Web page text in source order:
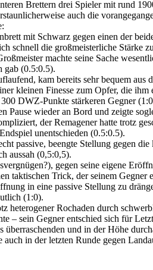
Brettern drei Spieler mit rund
auch die
mit Schwarz gegen einen der
schnell die großmeisterliche Stärke
machte seine Sache
gab (0.5:0.5).
kam bereits sehr bequem
kleinen Finesse zum Opfer, die
DWZ-Punkte stärkeren Gegner
Pause wieder an Bord und zeigte
der Remagener hatte trotz
unentschieden (0.5:0.5).
passive, beengte Stellung gegen
aussah (0,5:0,5).
gegen seine eigene
taktischen Trick, der seinem Gegner
in eine passive Stellung zu
(1:0).
heterogener Rochaden durch
– sein Gegner entschied sich für
und in der Höhe
in der letzten Runde gegen